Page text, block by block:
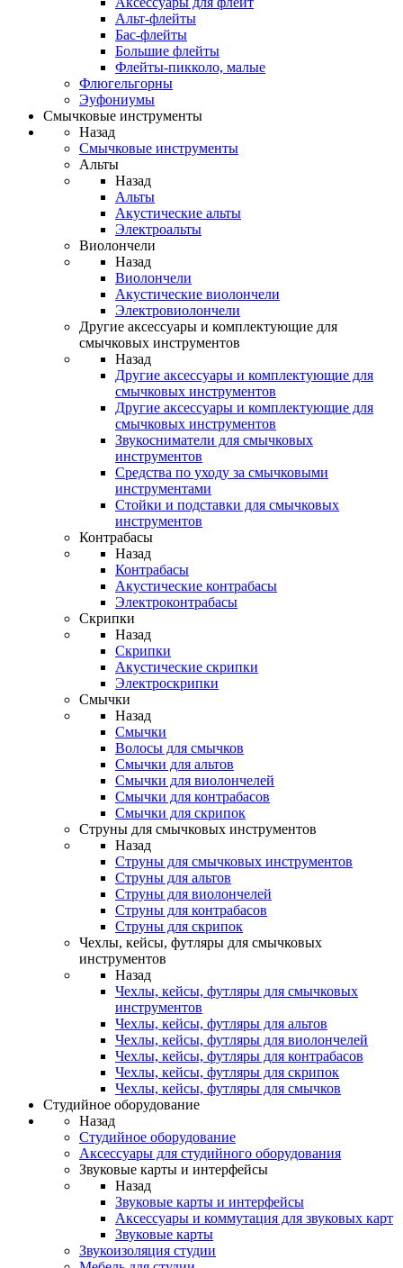
Альт-флейты
Бас-флейты
Большие флейты
Флейты-пикколо, малые
Флюгельгорны
Эуфониумы
Смычковые инструменты
Назад
Смычковые инструменты
Альты
Назад
Альты
Акустические альты
Электроальты
Виолончели
Назад
Виолончели
Акустические виолончели
Электровиолончели
Другие аксессуары и комплектующие для
смычковых инструментов
Назад
Другие аксессуары и комплектующие для
смычковых инструментов
Другие аксессуары и комплектующие для
смычковых инструментов
Звукосниматели для смычковых
инструментов
Средства по уходу за смычковыми
инструментами
Стойки и подставки для смычковых
инструментов
Контрабасы
Назад
Контрабасы
Акустические контрабасы
Электроконтрабасы
Скрипки
Назад
Скрипки
Акустические скрипки
Электроскрипки
Смычки
Назад
Смычки
Волосы для смычков
Смычки для альтов
Смычки для виолончелей
Смычки для контрабасов
Смычки для скрипок
Струны для смычковых инструментов
Назад
Струны для смычковых инструментов
Струны для альтов
Струны для виолончелей
Струны для контрабасов
Струны для скрипок
Чехлы, кейсы, футляры для смычковых
инструментов
Назад
Чехлы, кейсы, футляры для смычковых
инструментов
Чехлы, кейсы, футляры для альтов
Чехлы, кейсы, футляры для виолончелей
Чехлы, кейсы, футляры для контрабасов
Чехлы, кейсы, футляры для скрипок
Чехлы, кейсы, футляры для смычков
Студийное оборудование
Назад
Студийное оборудование
Аксессуары для студийного оборудования
Звуковые карты и интерфейсы
Назад
Звуковые карты и интерфейсы
Аксессуары и коммутация для звуковых карт
Звуковые карты
Звукоизоляция студии